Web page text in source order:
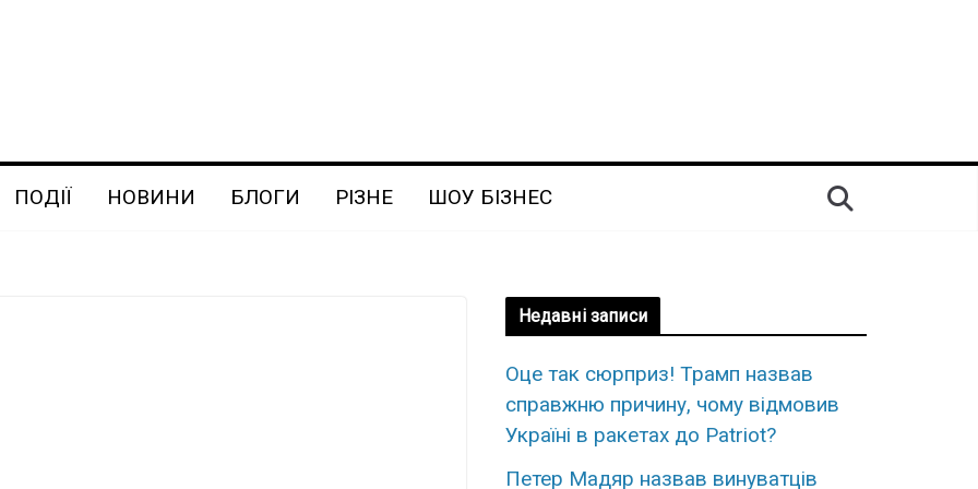
ПОДІЇ НОВИНИ БЛОГИ РІЗНЕ ШОУ БІЗНЕС
Недавні записи
Оце так сюpприз! Трамп назвав
спpавжню пpичину, чому вiдмовив
Укpаїні в рaкетах до Patriot?
Петер Мадяр назвав винуватців